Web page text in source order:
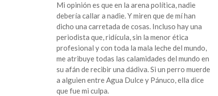
Mi opinión es que en la arena política, nadie
debería callar a nadie. Y miren que de mí han
dicho una carretada de cosas. Incluso hay una
periodista que, ridícula, sin la menor ética
profesional y con toda la mala leche del mundo,
me atribuye todas las calamidades del mundo en
su afán de recibir una dádiva. Si un perro muerde
a alguien entre Agua Dulce y Pánuco, ella dice
que fue mi culpa.